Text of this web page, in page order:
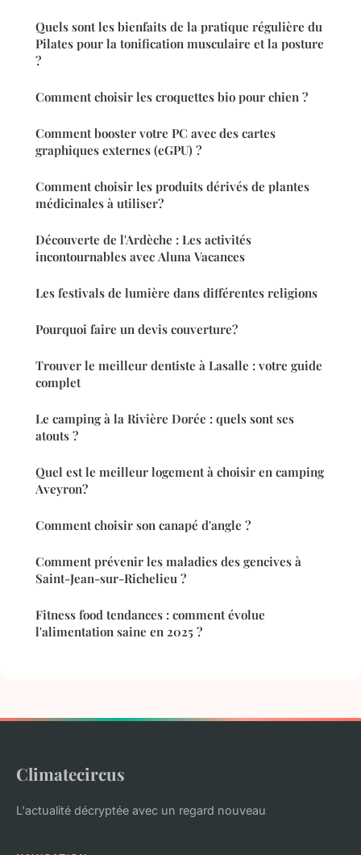
Quels sont les bienfaits de la pratique régulière du
Pilates pour la tonification musculaire et la posture
?
Comment choisir les croquettes bio pour chien ?
Comment booster votre PC avec des cartes
graphiques externes (eGPU) ?
Comment choisir les produits dérivés de plantes
médicinales à utiliser?
Découverte de l'Ardèche : Les activités
incontournables avec Aluna Vacances
Les festivals de lumière dans différentes religions
Pourquoi faire un devis couverture?
Trouver le meilleur dentiste à Lasalle : votre guide
complet
Le camping à la Rivière Dorée : quels sont ses
atouts ?
Quel est le meilleur logement à choisir en camping
Aveyron?
Comment choisir son canapé d'angle ?
Comment prévenir les maladies des gencives à
Saint-Jean-sur-Richelieu ?
Fitness food tendances : comment évolue
l'alimentation saine en 2025 ?
Climatecircus
L'actualité décryptée avec un regard nouveau